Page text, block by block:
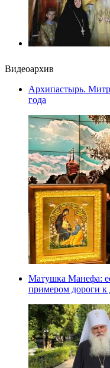
Видеоархив
Архипастырь.
года
Матушка Манефа:
примером дороги к